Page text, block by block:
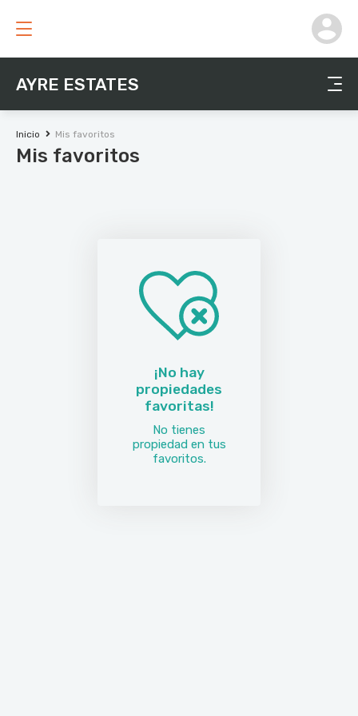
AYRE ESTATES
Inicio Mis favoritos
Mis favoritos
¡No hay
propiedades
favoritas!
No tienes
propiedad en tus
favoritos.